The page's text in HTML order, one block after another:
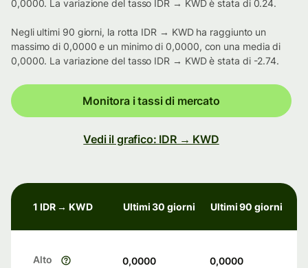
0,0000. La variazione del tasso IDR → KWD è stata di 0.24.
Negli ultimi 90 giorni, la rotta IDR → KWD ha raggiunto un
massimo di 0,0000 e un minimo di 0,0000, con una media di
0,0000. La variazione del tasso IDR → KWD è stata di -2.74.
Monitora i tassi di mercato
Vedi il grafico: IDR → KWD
1 IDR → KWD Ultimi 30 giorni Ultimi 90 giorni
Alto 0,0000 0,0000